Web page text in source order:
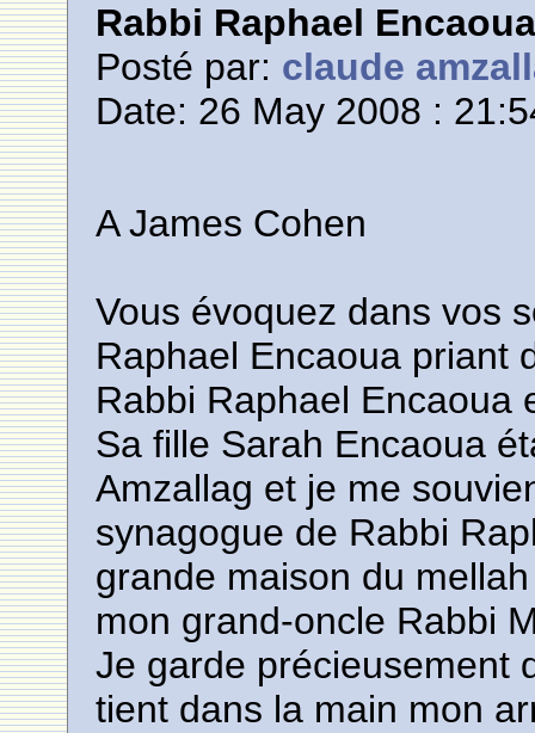
Rabbi Raphael
Posté par: claude
Date: 26 May 2008 :
A James Cohen
Vous évoquez dans vos
Raphael Encaoua priant
Rabbi Raphael Encaoua
Sa fille Sarah Encaoua
Amzallag et je me
synagogue de Rabbi
grande maison du
mon grand-oncle Rabbi
Je garde précieusement
tient dans la main mon